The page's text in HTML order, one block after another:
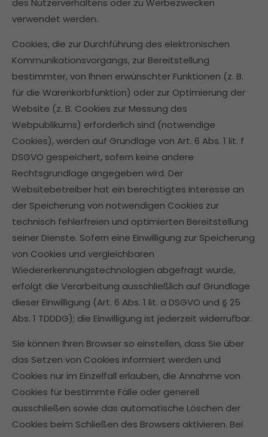
des Nutzerverhaltens oder zu Werbezwecken
verwendet werden.
Cookies, die zur Durchführung des elektronischen
Kommunikationsvorgangs, zur Bereitstellung
bestimmter, von Ihnen erwünschter Funktionen (z. B.
für die Warenkorbfunktion) oder zur Optimierung der
Website (z. B. Cookies zur Messung des
Webpublikums) erforderlich sind (notwendige
Cookies), werden auf Grundlage von Art. 6 Abs. 1 lit. f
DSGVO gespeichert, sofern keine andere
Rechtsgrundlage angegeben wird. Der
Websitebetreiber hat ein berechtigtes Interesse an
der Speicherung von notwendigen Cookies zur
technisch fehlerfreien und optimierten Bereitstellung
seiner Dienste. Sofern eine Einwilligung zur Speicherung
von Cookies und vergleichbaren
Wiedererkennungstechnologien abgefragt wurde,
erfolgt die Verarbeitung ausschließlich auf Grundlage
dieser Einwilligung (Art. 6 Abs. 1 lit. a DSGVO und § 25
Abs. 1 TDDDG); die Einwilligung ist jederzeit widerrufbar.
Sie können Ihren Browser so einstellen, dass Sie über
das Setzen von Cookies informiert werden und
Cookies nur im Einzelfall erlauben, die Annahme von
Cookies für bestimmte Fälle oder generell
ausschließen sowie das automatische Löschen der
Cookies beim Schließen des Browsers aktivieren. Bei